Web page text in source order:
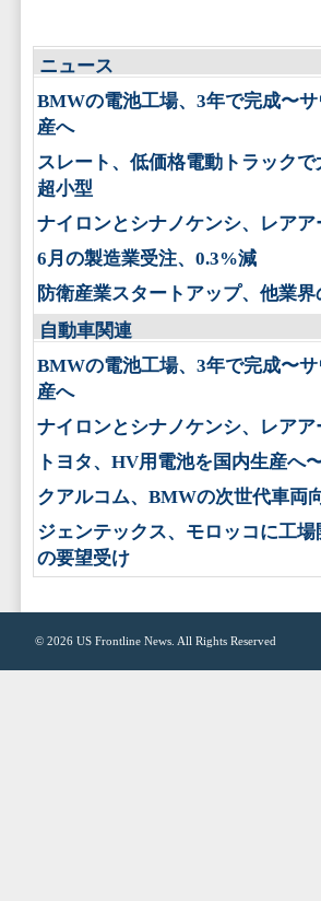
ニュース
BMWの電池工場、3年で完成〜
産へ
スレート、低価格電動トラック
超小型
ナイロンとシナノケンシ、レア
6月の製造業受注、0.3%減
防衛産業スタートアップ、他業
自動車関連
BMWの電池工場、3年で完成〜
産へ
ナイロンとシナノケンシ、レア
トヨタ、HV用電池を国内生産へ
クアルコム、BMWの次世代車両
ジェンテックス、モロッコに工
の要望受け
© 2026 US Frontline News . All Rights Reserved